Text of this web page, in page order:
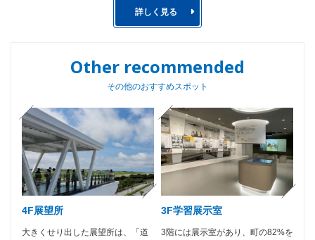
詳しく見る
Other recommended
その他のおすすめスポット
4F展望所
大きくせり出した展望所は、「道
3F学習展示室
3階には展示室があり、町の82%を